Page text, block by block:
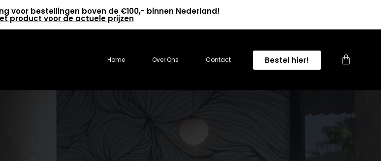
voor bestellingen boven de €100,- binnen Nederland!
product voor de actuele prijzen
Home Over Ons Contact Bestel hier!
0